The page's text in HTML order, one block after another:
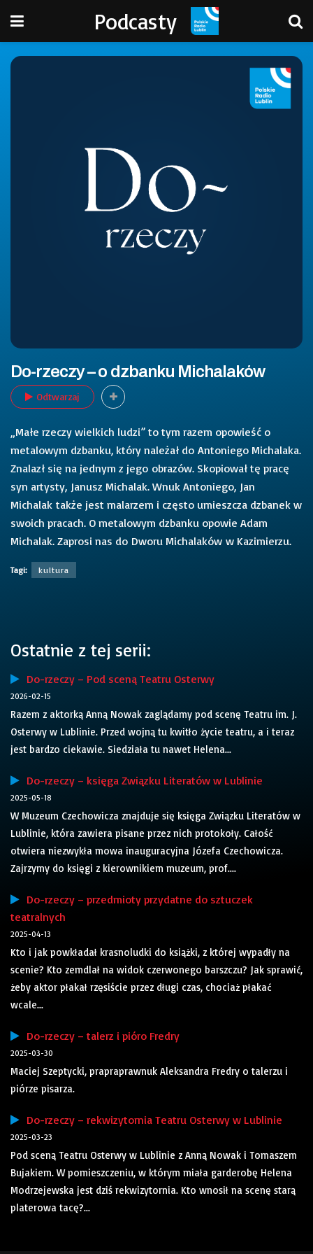
Podcasty
Do-rzeczy – o dzbanku Michalaków
Odtwarzaj
„Małe rzeczy wielkich ludzi” to tym razem opowieść o
metalowym dzbanku, który należał do Antoniego Michalaka.
Znalazł się na jednym z jego obrazów. Skopiował tę pracę
syn artysty, Janusz Michalak. Wnuk Antoniego, Jan
Michalak także jest malarzem i często umieszcza dzbanek w
swoich pracach. O metalowym dzbanku opowie Adam
Michalak. Zaprosi nas do Dworu Michalaków w Kazimierzu.
Tagi: kultura
Ostatnie z tej serii:
Do-rzeczy – Pod sceną Teatru Osterwy
2026-02-15
Razem z aktorką Anną Nowak zaglądamy pod scenę Teatru im. J.
Osterwy w Lublinie. Przed wojną tu kwitło życie teatru, a i teraz
jest bardzo ciekawie. Siedziała tu nawet Helena...
Do-rzeczy – księga Związku Literatów w Lublinie
2025-05-18
W Muzeum Czechowicza znajduje się księga Związku Literatów w
Lublinie, która zawiera pisane przez nich protokoły. Całość
otwiera niezwykła mowa inauguracyjna Józefa Czechowicza.
Zajrzymy do księgi z kierownikiem muzeum, prof....
Do-rzeczy – przedmioty przydatne do sztuczek
teatralnych
2025-04-13
Kto i jak powkładał krasnoludki do książki, z której wypadły na
scenie? Kto zemdlał na widok czerwonego barszczu? Jak sprawić,
żeby aktor płakał rzęsiście przez długi czas, chociaż płakać
wcale...
Do-rzeczy – talerz i pióro Fredry
2025-03-30
Maciej Szeptycki, prapraprawnuk Aleksandra Fredry o talerzu i
piórze pisarza.
Do-rzeczy – rekwizytornia Teatru Osterwy w Lublinie
2025-03-23
Pod sceną Teatru Osterwy w Lublinie z Anną Nowak i Tomaszem
Bujakiem. W pomieszczeniu, w którym miała garderobę Helena
Modrzejewska jest dziś rekwizytornia. Kto wnosił na scenę starą
platerowa tacę?...